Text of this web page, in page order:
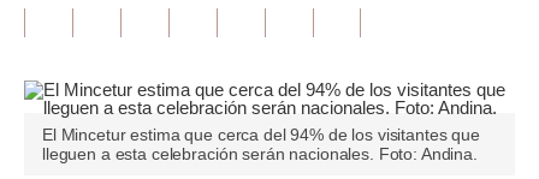
Editorial
Pregunta de hoy
El Mincetur estima que cerca del 94% de los visitantes que
lleguen a esta celebración serán nacionales. Foto: Andina.